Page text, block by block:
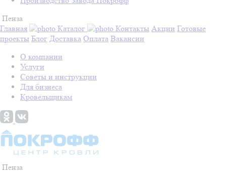
Пенза
Главная
Каталог Контакты Акции Готовые
проекты Блог Доставка Оплата Вакансии
О компании
Услуги
Советы и инструкции
Для бизнеса
Кровельщикам
Пенза